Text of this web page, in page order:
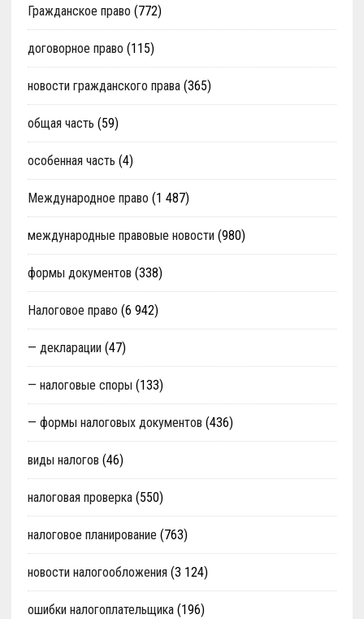
Гражданское право (772)
договорное право (115)
новости гражданского права(365)
общая часть (59)
особенная часть (4)
Международное право (1 487)
международные правовые новости (980)
формы документов (338)
Налоговое право (6 942)
— декларации (47)
— налоговые споры (133)
— формы налоговых документов (436)
виды налогов (46)
налоговая проверка(550)
налоговое планирование (763)
новости налогообложения (3 124)
ошибки налогоплательщика(196)